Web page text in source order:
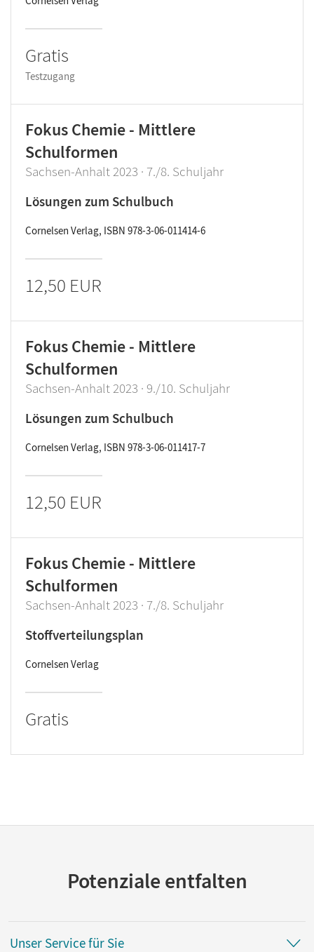
Gratis
Testzugang
Fokus Chemie - Mittlere
Schulformen
Sachsen-Anhalt 2023 · 7./8. Schuljahr
Lösungen zum Schulbuch
Cornelsen Verlag, ISBN 978-3-06-011414-6
12,50 EUR
Fokus Chemie - Mittlere
Schulformen
Sachsen-Anhalt 2023 · 9./10. Schuljahr
Lösungen zum Schulbuch
Cornelsen Verlag, ISBN 978-3-06-011417-7
12,50 EUR
Fokus Chemie - Mittlere
Schulformen
Sachsen-Anhalt 2023 · 7./8. Schuljahr
Stoffverteilungsplan
Cornelsen Verlag
Gratis
Potenziale entfalten
Unser Service für Sie